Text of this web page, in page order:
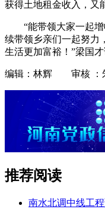
获得土地租金收入，又
“能带领大家一起
续带领乡亲们一起努力
生活更加富裕！”梁国才
编辑：林辉 审核 ：
推荐阅读
南水北调中线工